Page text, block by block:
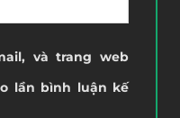
và trang web
lần bình luận kế